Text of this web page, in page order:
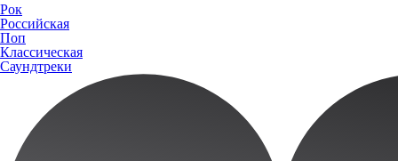
Рок
Российская
Поп
Классическая
Саундтреки